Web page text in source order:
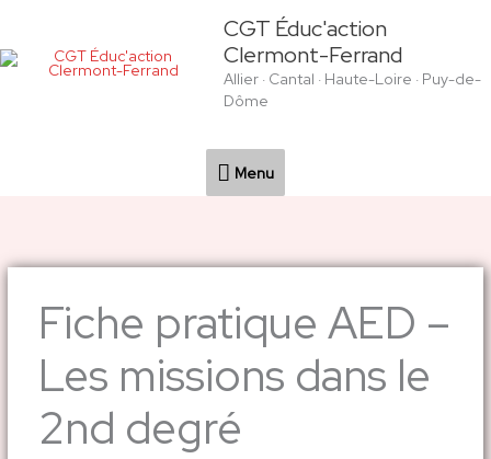
contenu
CGT Éduc'action
Clermont-Ferrand
Allier · Cantal · Haute-Loire · Puy-de-
Dôme
Menu
Menu
Fiche pratique AED –
Les missions dans le
2nd degré